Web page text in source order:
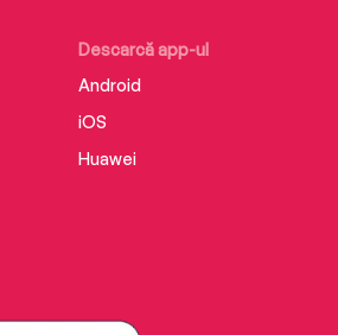
Descarcă app-ul
Android
iOS
Huawei